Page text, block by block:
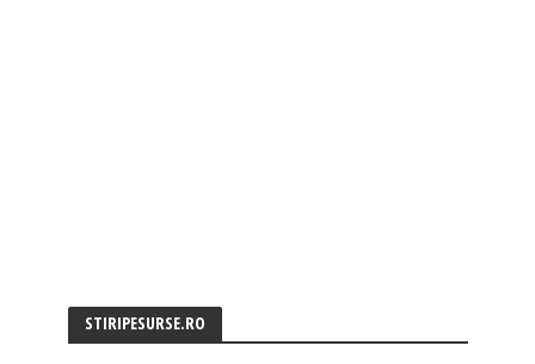
STIRIPESURSE.RO